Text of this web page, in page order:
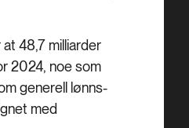
48,7 milliarder
2024, noe som
generell lønns-
med